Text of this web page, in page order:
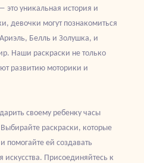
уникальная история и
девочки могут познакомиться
Белль и Золушка, и
Наши раскраски не только
развитию моторики и
своему ребенку часы
раскраски, которые
помогайте ей создавать
Присоединяйтесь к